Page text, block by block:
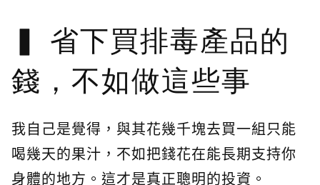
省下買排毒產品的
錢，不如做這些事
我自己是覺得，與其花幾千塊去買一組只能
喝幾天的果汁，不如把錢花在能長期支持你
身體的地方。這才是真正聰明的投資。